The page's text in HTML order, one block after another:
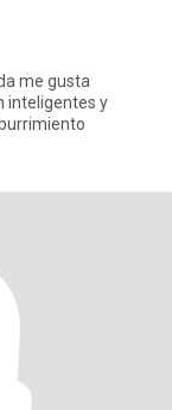
me gusta
inteligentes y